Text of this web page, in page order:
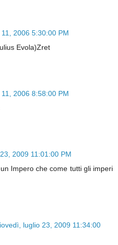
2006 5:30:00 PM
Evola)Zret
2006 8:58:00 PM
2009 11:01:00 PM
Impero che come tutti gli imperi
luglio 23, 2009 11:34:00